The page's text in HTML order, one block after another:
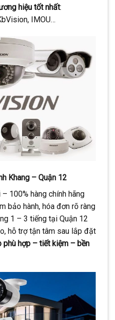
hiệu tốt nhất:
IMOU…
Khang – Quận 12
– 100% hàng chính hãng
bảo hành, hóa đơn rõ ràng
1 – 3 tiếng tại Quận 12
hỗ trợ tận tâm sau lắp đặt
phù hợp – tiết kiệm – bền